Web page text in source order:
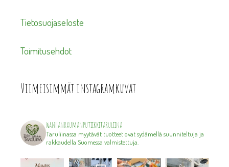
Tietosuojaseloste
Toimitusehdot
Viimeisimmät instagramkuvat
wanhanraumanputiikkitaruliina
Taruliinassa myytävät tuotteet ovat sydämellä suunniteltuja ja
rakkaudella Suomessa valmistettuja.